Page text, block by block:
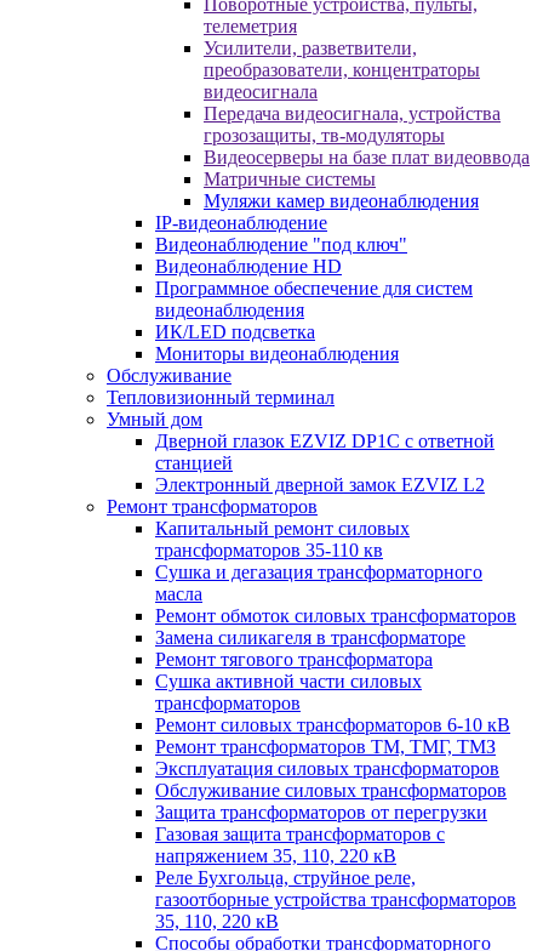
телеметрия
Усилители, разветвители,
преобразователи, концентраторы
видеосигнала
Передача видеосигнала, устройства
грозозащиты, тв-модуляторы
Видеосерверы на базе плат видеоввода
Матричные системы
Муляжи камер видеонаблюдения
IP-видеонаблюдение
Видеонаблюдение "под ключ"
Видеонаблюдение HD
Программное обеспечение для систем
видеонаблюдения
ИК/LED подсветка
Мониторы видеонаблюдения
Обслуживание
Тепловизионный терминал
Умный дом
Дверной глазок EZVIZ DP1C с ответной
станцией
Электронный дверной замок EZVIZ L2
Ремонт трансформаторов
Капитальный ремонт силовых
трансформаторов 35-110 кв
Сушка и дегазация трансформаторного
масла
Ремонт обмоток силовых трансформаторов
Замена силикагеля в трансформаторе
Ремонт тягового трансформатора
Сушка активной части силовых
трансформаторов
Ремонт силовых трансформаторов 6-10 кВ
Ремонт трансформаторов ТМ, ТМГ, ТМЗ
Эксплуатация силовых трансформаторов
Обслуживание силовых трансформаторов
Защита трансформаторов от перегрузки
Газовая защита трансформаторов с
напряжением 35, 110, 220 кВ
Реле Бухгольца, струйное реле,
газоотборные устройства трансформаторов
35, 110, 220 кВ
Способы обработки трансформаторного